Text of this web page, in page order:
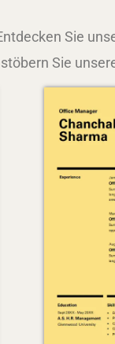
Sie
Sie